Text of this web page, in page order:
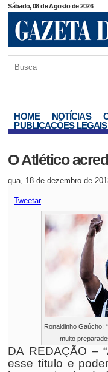
Sábado, 08 de Agosto de 2026
HOME NOTÍCIAS
PUBLICAÇÕES LEGAIS
O Atlético
qua, 18 de dezembro de
Tweetar
Ronaldinho Gaúcho:
muito
DA REDAÇÃO –
esse título e